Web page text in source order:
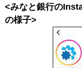
<みなと銀行の
の様子>